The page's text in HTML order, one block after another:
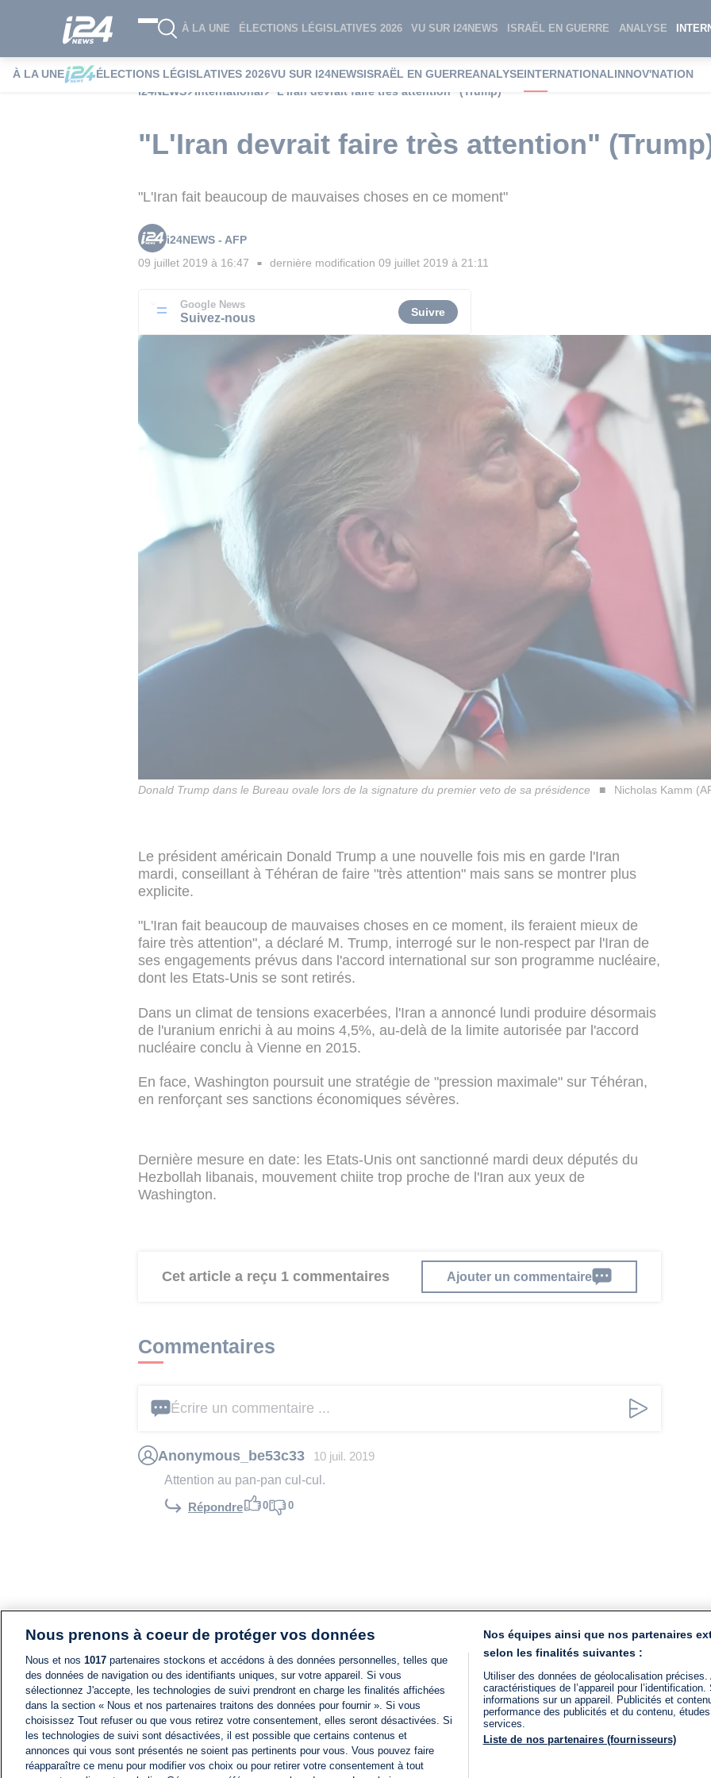
À LA UNE ÉLECTIONS LÉGISLATIVES 2026 VU SUR I24NEWS ISRAËL EN GUERRE ANALYSE
À LA UNE ÉLECTIONS LÉGISLATIVES 2026VU SUR I24NEWSISRAËL EN GUERREANALYSEINTERNATIONALINNOV'NATION
i24NEWS
International "L'Iran devrait faire très attention" (Trump)
"L'Iran devrait faire très attention"
"L'Iran fait beaucoup de mauvaises choses en ce moment"
i24NEWS - AFP
09 juillet 2019 à 16:47 ■ dernière modification 09 juillet 2019 à 21:11
Google News
Suivez-nous Suivre
Donald Trump dans le Bureau ovale lors de la signature du premier veto de sa présidence Nicholas Kamm
Le président américain Donald Trump a une nouvelle fois mis en garde l'Iran
mardi, conseillant à Téhéran de faire "très attention" mais sans se montrer plus
explicite.
"L'Iran fait beaucoup de mauvaises choses en ce moment, ils feraient mieux de
faire très attention", a déclaré M. Trump, interrogé sur le non-respect par l'Iran de
ses engagements prévus dans l'accord international sur son programme nucléaire,
dont les Etats-Unis se sont retirés.
Dans un climat de tensions exacerbées, l'Iran a annoncé lundi produire désormais
de l'uranium enrichi à au moins 4,5%, au-delà de la limite autorisée par l'accord
nucléaire conclu à Vienne en 2015.
En face, Washington poursuit une stratégie de "pression maximale" sur Téhéran,
en renforçant ses sanctions économiques sévères.
Dernière mesure en date: les Etats-Unis ont sanctionné mardi deux députés du
Hezbollah libanais, mouvement chiite trop proche de l'Iran aux yeux de
Washington.
Cet article a reçu 1 commentaires Ajouter un commentaire
Commentaires
Écrire un commentaire ...
Anonymous_be53c33 10 juil. 2019
Attention au pan-pan cul-cul.
Répondre 0 0
Nous prenons à coeur de protéger vos données
Nous et nos 1017 partenaires stockons et accédons à des données personnelles, telles que
des données de navigation ou des identifiants uniques, sur votre appareil. Si vous
sélectionnez J'accepte, les technologies de suivi prendront en charge les finalités affichées
dans la section « Nous et nos partenaires traitons des données pour fournir ». Si vous
choisissez Tout refuser ou que vous retirez votre consentement, elles seront désactivées. Si
les technologies de suivi sont désactivées, il est possible que certains contenus et
annonces qui vous sont présentés ne soient pas pertinents pour vous. Vous pouvez faire
réapparaître ce menu pour modifier vos choix ou pour retirer votre consentement à tout
Nos équipes ainsi que nos partenaires
selon les finalités suivantes :
Utiliser des données de géolocalisation
caractéristiques de l’appareil pour
informations sur un appareil. Publicités et
performance des publicités et du contenu,
services.
Liste de nos partenaires (fournisseurs)